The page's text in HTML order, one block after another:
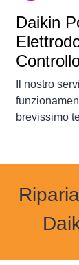
Daikin
Il nostro
brevissimo